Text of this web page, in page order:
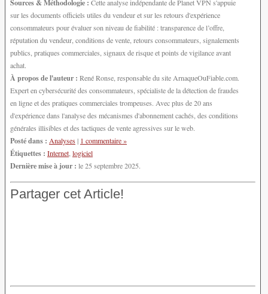
Sources & Méthodologie : Cette analyse indépendante de Planet VPN s'appuie
sur les documents officiels utiles du vendeur et sur les retours d'expérience
consommateurs pour évaluer son niveau de fiabilité : transparence de l’offre,
réputation du vendeur, conditions de vente, retours consommateurs, signalements
publics, pratiques commerciales, signaux de risque et points de vigilance avant
achat.
À propos de l'auteur : René Ronse, responsable du site ArnaqueOuFiable.com.
Expert en cybersécurité des consommateurs, spécialiste de la détection de fraudes
en ligne et des pratiques commerciales trompeuses. Avec plus de 20 ans
d'expérience dans l'analyse des mécanismes d'abonnement cachés, des conditions
générales illisibles et des tactiques de vente agressives sur le web.
Posté dans : Analyses| 1 commentaire »
Étiquettes : Internet,logiciel
Dernière mise à jour : le 25 septembre 2025.
Partager cet Article!